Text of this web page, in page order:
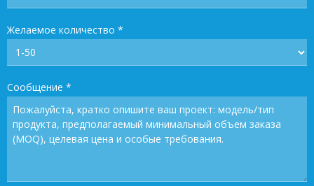
Желаемое количество *
Сообщение *